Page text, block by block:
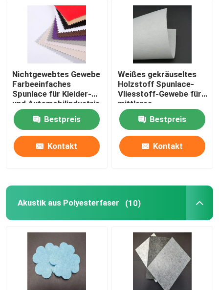
Nichtgewebtes Gewebe
Farbeeinfaches
Spunlace für Kleider-
und Automobilindustrie
Bestpreis
Kontakt
Weißes gekräuseltes
Holzstoff Spunlace-
Vliesstoff-Gewebe für
mittleres
Hochleistungsöl
Bestpreis
Kontakt
Akustik aus Polyesterfaser (10)